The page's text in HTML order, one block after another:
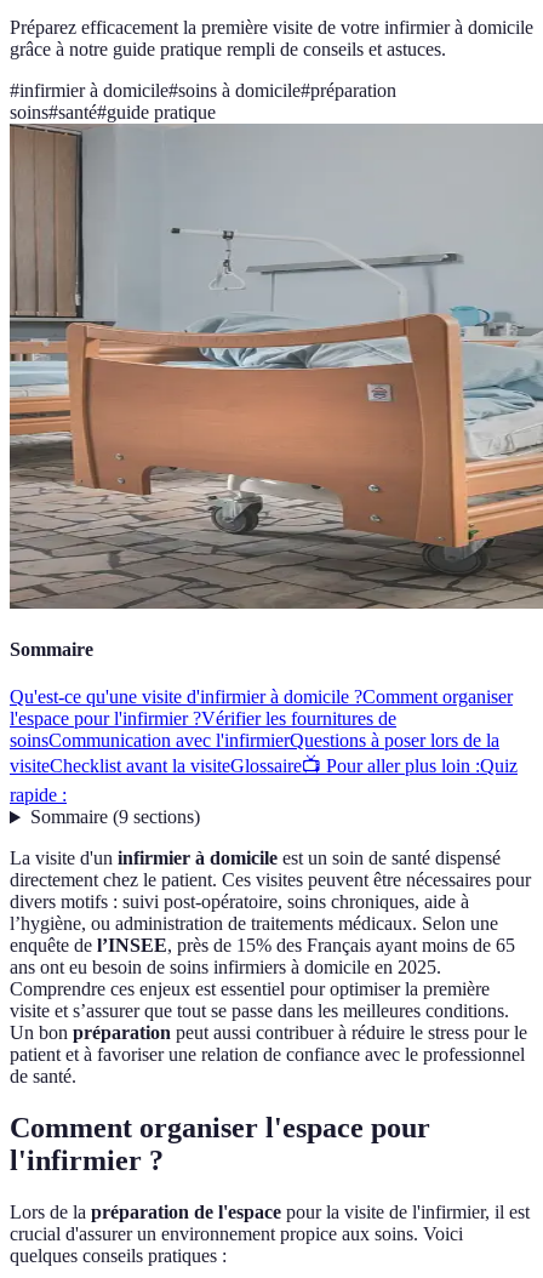
Préparez efficacement la première visite de votre infirmier à domicile
grâce à notre guide pratique rempli de conseils et astuces.
#infirmier à domicile#soins à domicile#préparation
soins#santé#guide pratique
Sommaire
Qu'est-ce qu'une visite d'infirmier à domicile ?Comment organiser
l'espace pour l'infirmier ?Vérifier les fournitures de
soinsCommunication avec l'infirmierQuestions à poser lors de la
visiteChecklist avant la visiteGlossaire📺 Pour aller plus loin :Quiz
rapide :
Sommaire(9 sections)
La visite d'un infirmier à domicile est un soin de santé dispensé
directement chez le patient. Ces visites peuvent être nécessaires pour
divers motifs : suivi post-opératoire, soins chroniques, aide à
l’hygiène, ou administration de traitements médicaux. Selon une
enquête de l’INSEE, près de 15% des Français ayant moins de 65
ans ont eu besoin de soins infirmiers à domicile en 2025.
Comprendre ces enjeux est essentiel pour optimiser la première
visite et s’assurer que tout se passe dans les meilleures conditions.
Un bon préparation peut aussi contribuer à réduire le stress pour le
patient et à favoriser une relation de confiance avec le professionnel
de santé.
Comment organiser l'espace pour
l'infirmier ?
Lors de la préparation de l'espace pour la visite de l'infirmier, il est
crucial d'assurer un environnement propice aux soins. Voici
quelques conseils pratiques :